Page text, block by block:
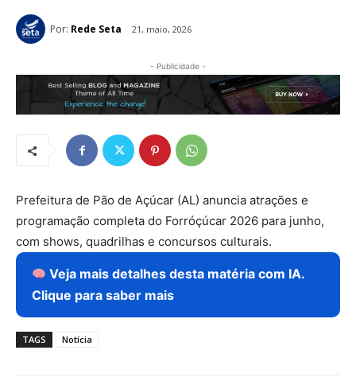
Por: Rede Seta 21, maio, 2026
- Publicidade -
Prefeitura de Pão de Açúcar (AL) anuncia atrações e
programação completa do Forróçúcar 2026 para junho,
com shows, quadrilhas e concursos culturais.
Veja mais detalhes desta matéria com IA.
Clique para saber mais
TAGS Notícia